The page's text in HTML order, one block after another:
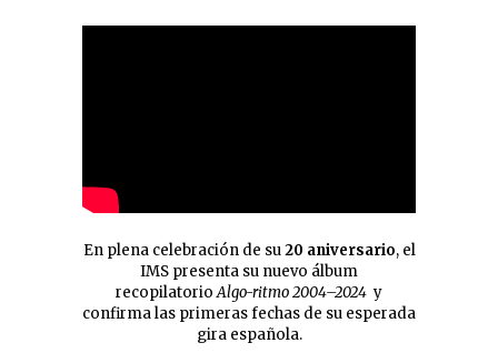
En plena celebración de su20 aniversario, el
IMS presenta su nuevo álbum
recopilatorioAlgo-ritmo 2004–2024 y
confirma las primeras fechas de su esperada
gira española.